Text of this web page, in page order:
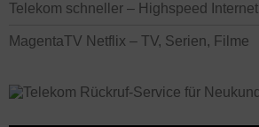
Telekom schneller – Highspeed Internet
MagentaTV Netflix – TV, Serien, Filme